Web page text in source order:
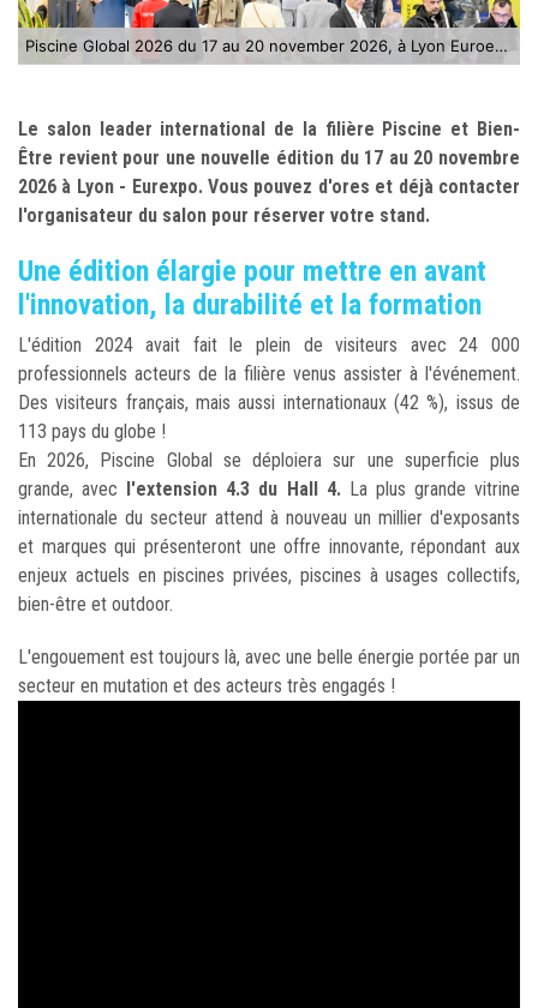
Piscine Global 2026 du 17 au 20 november 2026, à Lyon Euroexpo ©Nicolas Rodet
Le salon leader international de la filière Piscine et Bien-
Être revient pour une nouvelle édition du 17 au 20 novembre
2026 à Lyon - Eurexpo. Vous pouvez d'ores et déjà contacter
l'organisateur du salon pour réserver votre stand.
Une édition élargie pour mettre en avant
l'innovation, la durabilité et la formation
L'édition 2024 avait fait le plein de visiteurs avec 24 000
professionnels acteurs de la filière venus assister à l'événement.
Des visiteurs français, mais aussi internationaux (42 %), issus de
113 pays du globe !
En 2026, Piscine Global se déploiera sur une superficie plus
grande, avec l'extension 4.3 du Hall 4. La plus grande vitrine
internationale du secteur attend à nouveau un millier d'exposants
et marques qui présenteront une offre innovante, répondant aux
enjeux actuels en piscines privées, piscines à usages collectifs,
bien-être et outdoor.
L'engouement est toujours là, avec une belle énergie portée par un
secteur en mutation et des acteurs très engagés !